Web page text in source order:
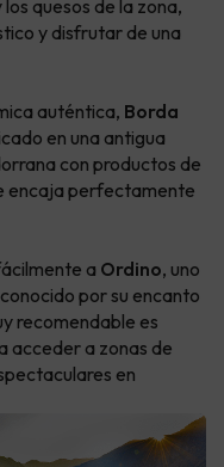
quesos de la zona,
y disfrutar de una
auténtica, Borda
en una antigua
con productos de
encaja perfectamente
a Ordino, uno
por su encanto
recomendable es
acceder a zonas de
en